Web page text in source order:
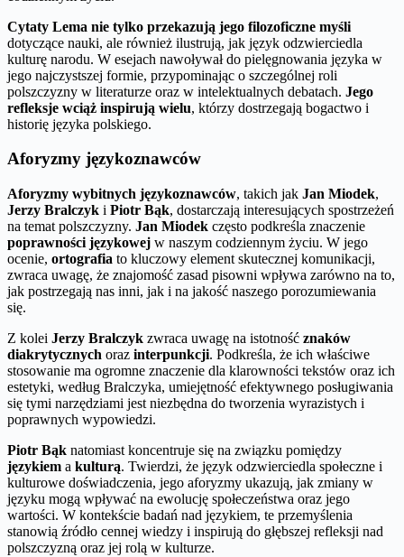
Cytaty Lema nie tylko przekazują jego filozoficzne myśli
dotyczące nauki, ale również ilustrują, jak język odzwierciedla
kulturę narodu. W esejach nawoływał do pielęgnowania języka w
jego najczystszej formie, przypominając o szczególnej roli
polszczyzny w literaturze oraz w intelektualnych debatach. Jego
refleksje wciąż inspirują wielu, którzy dostrzegają bogactwo i
historię języka polskiego.
Aforyzmy językoznawców
Aforyzmy wybitnych językoznawców, takich jak Jan Miodek,
Jerzy Bralczyk i Piotr Bąk, dostarczają interesujących spostrzeżeń
na temat polszczyzny. Jan Miodek często podkreśla znaczenie
poprawności językowej w naszym codziennym życiu. W jego
ocenie, ortografia to kluczowy element skutecznej komunikacji,
zwraca uwagę, że znajomość zasad pisowni wpływa zarówno na to,
jak postrzegają nas inni, jak i na jakość naszego porozumiewania
się.
Z kolei Jerzy Bralczyk zwraca uwagę na istotność znaków
diakrytycznych oraz interpunkcji. Podkreśla, że ich właściwe
stosowanie ma ogromne znaczenie dla klarowności tekstów oraz ich
estetyki, według Bralczyka, umiejętność efektywnego posługiwania
się tymi narzędziami jest niezbędna do tworzenia wyrazistych i
poprawnych wypowiedzi.
Piotr Bąk natomiast koncentruje się na związku pomiędzy
językiem a kulturą. Twierdzi, że język odzwierciedla społeczne i
kulturowe doświadczenia, jego aforyzmy ukazują, jak zmiany w
języku mogą wpływać na ewolucję społeczeństwa oraz jego
wartości. W kontekście badań nad językiem, te przemyślenia
stanowią źródło cennej wiedzy i inspirują do głębszej refleksji nad
polszczyzną oraz jej rolą w kulturze.